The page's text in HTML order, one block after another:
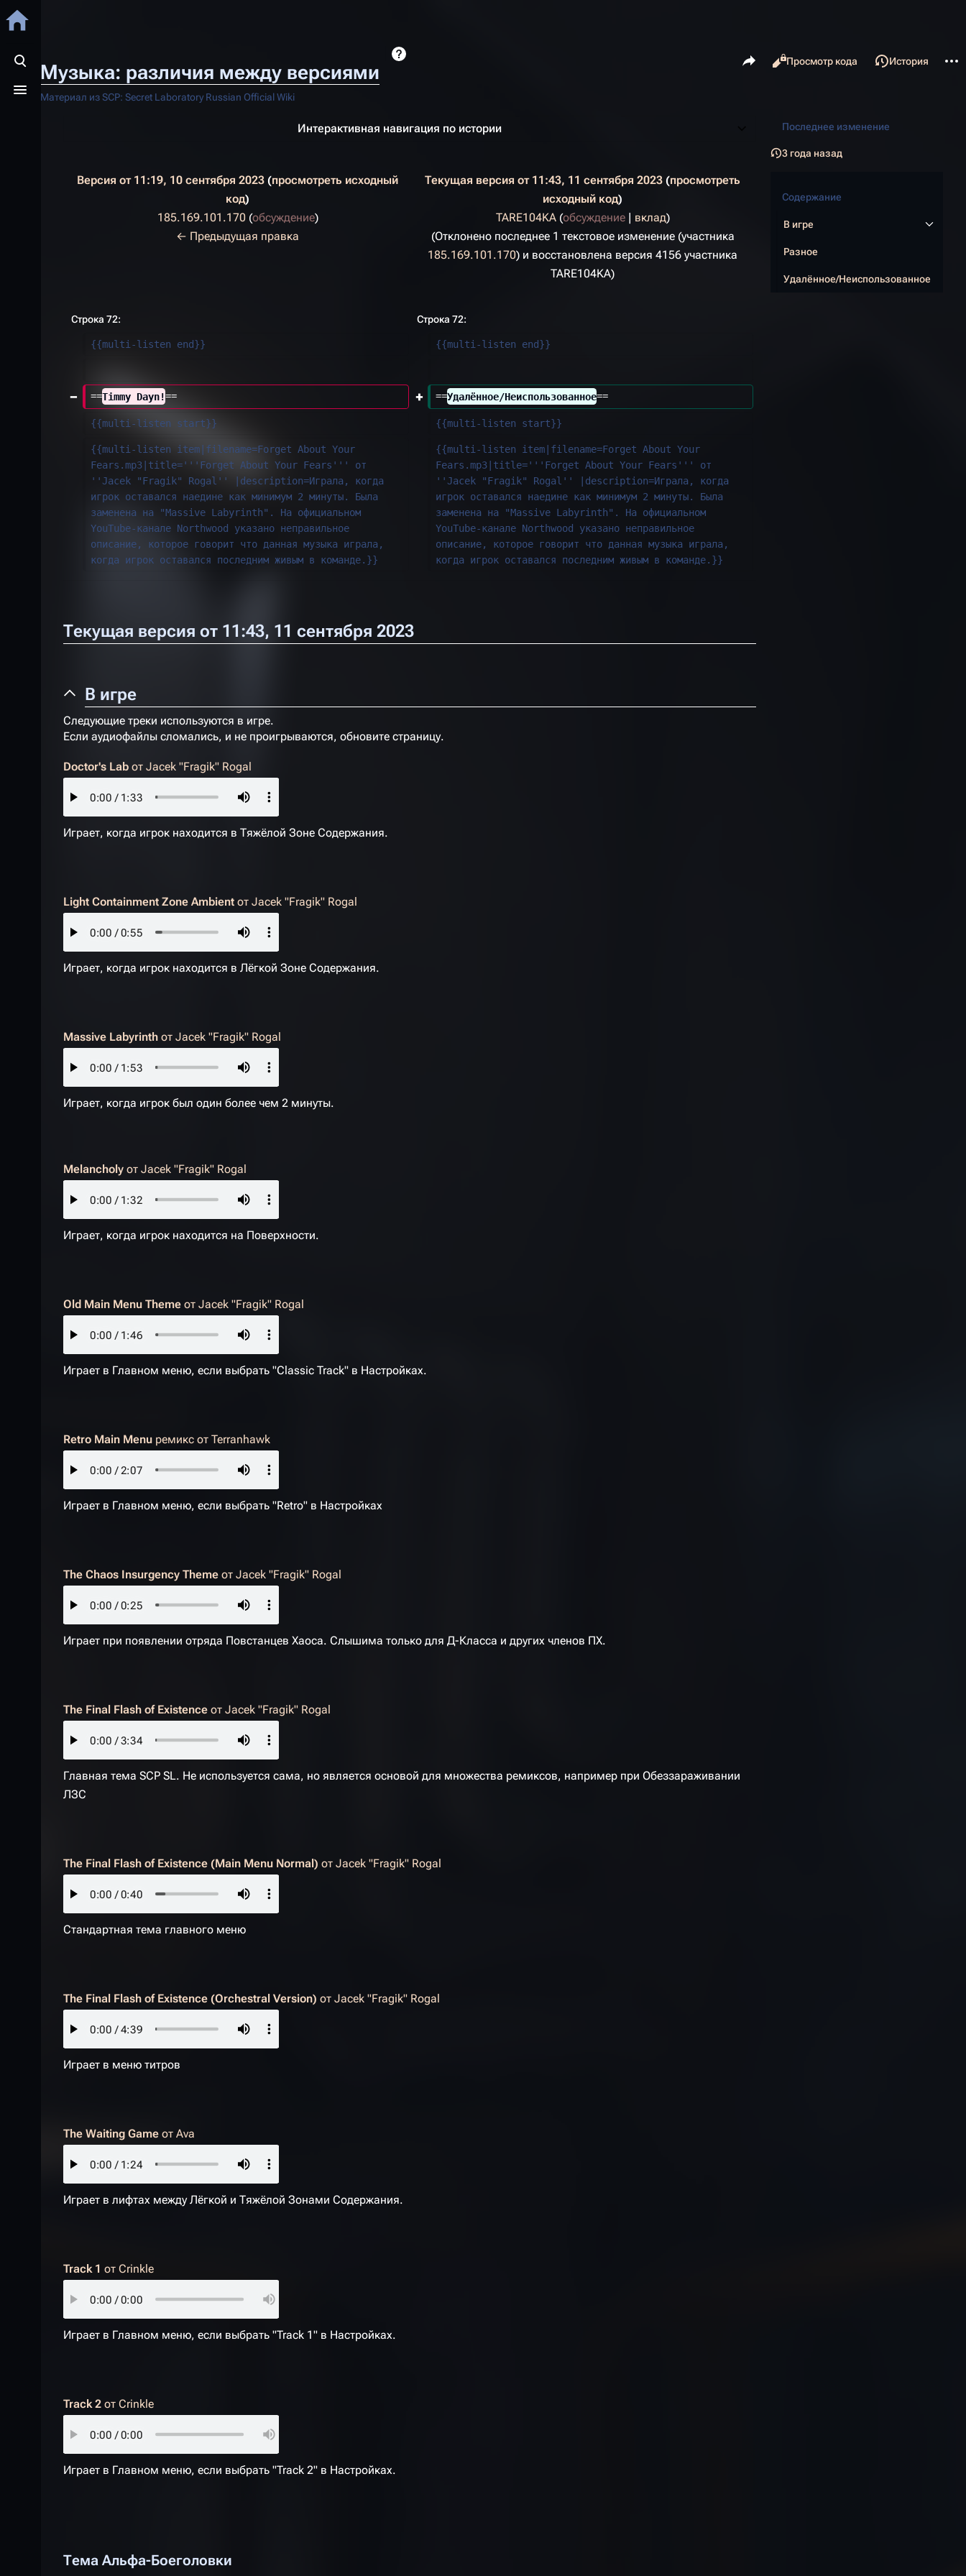
Открыть поиск
Открыть меню
Музыка: различия между версиями
Материал из SCP: Secret Laboratory Russian Official Wiki
Поделиться этой страницей
Просмотры
Читать
Просмотр кода
История
Интерактивная навигация по истории
Версия от 11:19, 10 сентября 2023 просмотреть исходный
код
185.169.101.170 (обсуждение)
← Предыдущая правка
Текущая версия от 11:43, 11 сентября 2023 просмотреть
исходный код
TARE104KA (обсуждение| вклад)
Отклонено последнее 1 текстовое изменение (участника
185.169.101.170) и восстановлена версия 4156 участника
TARE104KA
Строка 72: Строка 72:
{{multi-listen end}} {{multi-listen end}}
==Timmy Dayn!== ==Удалённое/Неиспользованное==
{{multi-listen start}} {{multi-listen start}}
{{multi-listen item|filename=Forget About Your
Fears.mp3|title='''Forget About Your Fears''' от
''Jacek "Fragik" Rogal'' |description=Играла, когда
игрок оставался наедине как минимум 2 минуты. Была
заменена на "Massive Labyrinth". На официальном
YouTube-канале Northwood указано неправильное
описание, которое говорит что данная музыка играла,
когда игрок оставался последним живым в команде.}}
{{multi-listen item|filename=Forget About Your
Fears.mp3|title='''Forget About Your Fears''' от
''Jacek "Fragik" Rogal'' |description=Играла, когда
игрок оставался наедине как минимум 2 минуты. Была
заменена на "Massive Labyrinth". На официальном
YouTube-канале Northwood указано неправильное
описание, которое говорит что данная музыка играла,
когда игрок оставался последним живым в команде.}}
Текущая версия от 11:43, 11 сентября 2023
В игре
Следующие треки используются в игре.
Если аудиофайлы сломались, и не проигрываются, обновите страницу.
Doctor's Lab от Jacek "Fragik" Rogal
Играет, когда игрок находится в Тяжёлой Зоне Содержания.
Light Containment Zone Ambient от Jacek "Fragik" Rogal
Играет, когда игрок находится в Лёгкой Зоне Содержания.
Massive Labyrinth от Jacek "Fragik" Rogal
Играет, когда игрок был один более чем 2 минуты.
Melancholy от Jacek "Fragik" Rogal
Играет, когда игрок находится на Поверхности.
Old Main Menu Theme от Jacek "Fragik" Rogal
Играет в Главном меню, если выбрать "Classic Track" в Настройках.
Retro Main Menu ремикс от Terranhawk
Играет в Главном меню, если выбрать "Retro" в Настройках
The Chaos Insurgency Theme от Jacek "Fragik" Rogal
Играет при появлении отряда Повстанцев Хаоса. Слышима только для Д-Класса и других членов ПХ.
The Final Flash of Existence от Jacek "Fragik" Rogal
Главная тема SCP SL. Не используется сама, но является основой для множества ремиксов, например при Обеззараживании
ЛЗС
The Final Flash of Existence (Main Menu Normal) от Jacek "Fragik" Rogal
Стандартная тема главного меню
The Final Flash of Existence (Orchestral Version) от Jacek "Fragik" Rogal
Играет в меню титров
The Waiting Game от Ava
Играет в лифтах между Лёгкой и Тяжёлой Зонами Содержания.
Track 1 от Crinkle
Играет в Главном меню, если выбрать "Track 1" в Настройках.
Track 2 от Crinkle
Играет в Главном меню, если выбрать "Track 2" в Настройках.
Тема Альфа-Боеголовки
Последнее изменение
3 года назад
Содержание
В игре
Разное
Удалённое/Неиспользованное